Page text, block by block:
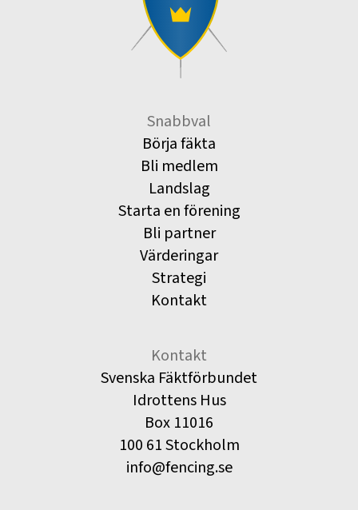
Snabbval
Börja fäkta
Bli medlem
Landslag
Starta en förening
Bli partner
Värderingar
Strategi
Kontakt
Kontakt
Svenska Fäktförbundet
Idrottens Hus
Box 11016
100 61 Stockholm
info@fencing.se